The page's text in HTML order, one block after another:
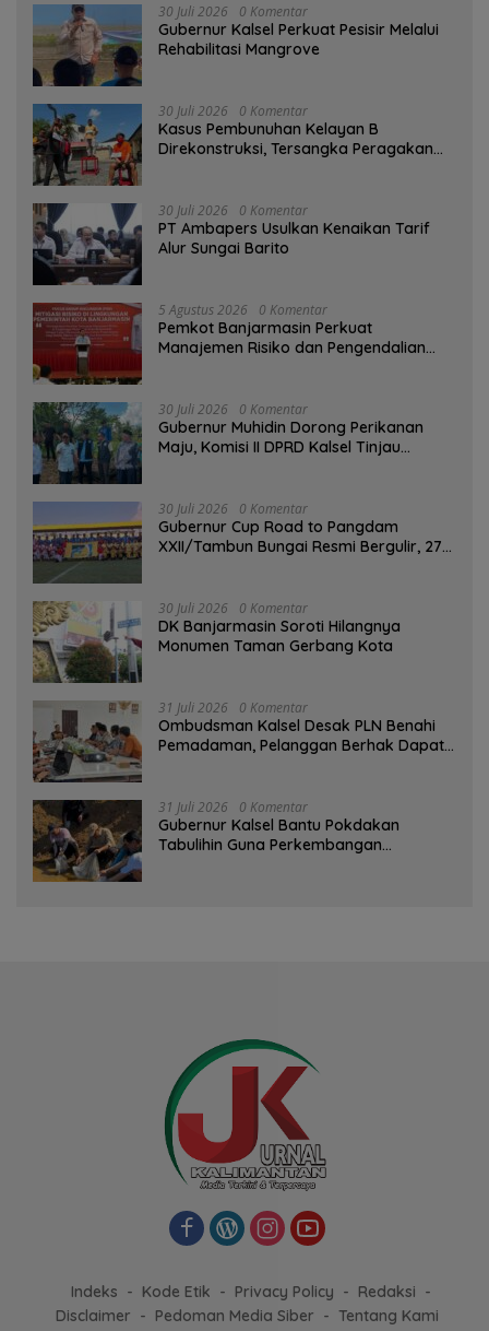
30 Juli 2026 0 Komentar
Gubernur Kalsel Perkuat Pesisir Melalui
Rehabilitasi Mangrove
30 Juli 2026 0 Komentar
Kasus Pembunuhan Kelayan B
Direkonstruksi, Tersangka Peragakan
30 Juli 2026 0 Komentar
PT Ambapers Usulkan Kenaikan Tarif
Alur Sungai Barito
5 Agustus 2026 0 Komentar
Pemkot Banjarmasin Perkuat
Manajemen Risiko dan Pengendalian
30 Juli 2026 0 Komentar
Gubernur Muhidin Dorong Perikanan
Maju, Komisi II DPRD Kalsel Tinjau
30 Juli 2026 0 Komentar
Gubernur Cup Road to Pangdam
XXII/Tambun Bungai Resmi Bergulir, 27
30 Juli 2026 0 Komentar
DK Banjarmasin Soroti Hilangnya
Monumen Taman Gerbang Kota
31 Juli 2026 0 Komentar
Ombudsman Kalsel Desak PLN Benahi
Pemadaman, Pelanggan Berhak Dapat
31 Juli 2026 0 Komentar
Gubernur Kalsel Bantu Pokdakan
Tabulihin Guna Perkembangan
Indeks Kode Etik Privacy Policy
Redaksi
Disclaimer
Pedoman Media Siber Tentang Kami